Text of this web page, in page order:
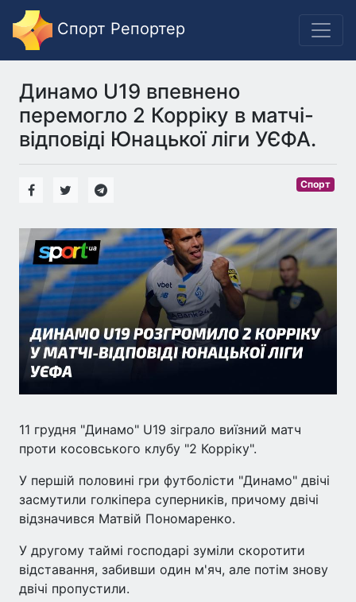
Спорт Репортер
Динамо U19 впевнено
перемогло 2 Корріку в матчі-
відповіді Юнацької ліги УЄФА.
Спорт
11 грудня "Динамо" U19 зіграло виїзний матч
проти косовського клубу "2 Корріку".
У першій половині гри футболісти "Динамо" двічі
засмутили голкіпера суперників, причому двічі
відзначився Матвій Пономаренко.
У другому таймі господарі зуміли скоротити
відставання, забивши один м'яч, але потім знову
двічі пропустили.